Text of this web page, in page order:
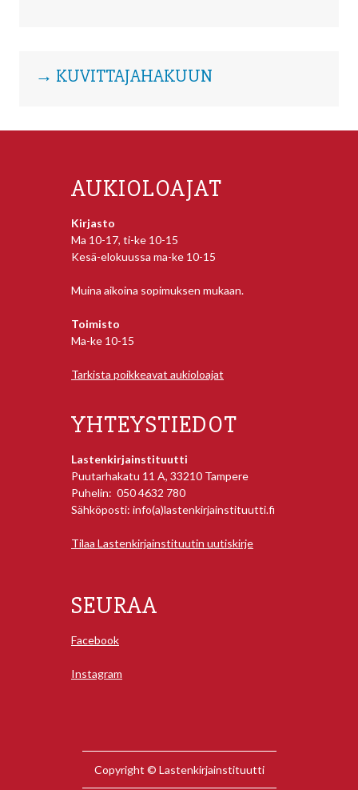
→ KUVITTAJAHAKUUN
AUKIOLOAJAT
Kirjasto
Ma 10-17, ti-ke 10-15
Kesä-elokuussa ma-ke 10-15
Muina aikoina sopimuksen mukaan.
Toimisto
Ma-ke 10-15
Tarkista poikkeavat aukioloajat
YHTEYSTIEDOT
Lastenkirjainstituutti
Puutarhakatu 11 A, 33210 Tampere
Puhelin: 050 4632 780
Sähköposti: info(a)lastenkirjainstituutti.fi
Tilaa Lastenkirjainstituutin uutiskirje
SEURAA
Facebook
Instagram
Copyright © Lastenkirjainstituutti